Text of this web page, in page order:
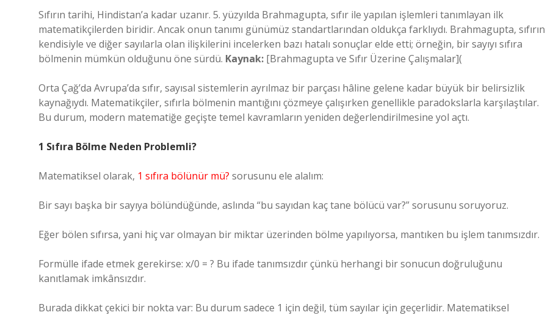
Sıfırın tarihi, Hindistan’a kadar uzanır. 5. yüzyılda Brahmagupta, sıfır ile yapılan işlemleri tanımlayan ilk
matematikçilerden biridir. Ancak onun tanımı günümüz standartlarından oldukça farklıydı. Brahmagupta, sıfırın
kendisiyle ve diğer sayılarla olan ilişkilerini incelerken bazı hatalı sonuçlar elde etti; örneğin, bir sayıyı sıfıra
bölmenin mümkün olduğunu öne sürdü. Kaynak: [Brahmagupta ve Sıfır Üzerine Çalışmalar](
Orta Çağ’da Avrupa’da sıfır, sayısal sistemlerin ayrılmaz bir parçası hâline gelene kadar büyük bir belirsizlik
kaynağıydı. Matematikçiler, sıfırla bölmenin mantığını çözmeye çalışırken genellikle paradokslarla karşılaştılar.
Bu durum, modern matematiğe geçişte temel kavramların yeniden değerlendirilmesine yol açtı.
1 Sıfıra Bölme Neden Problemli?
Matematiksel olarak, 1 sıfıra bölünür mü? sorusunu ele alalım:
Bir sayı başka bir sayıya bölündüğünde, aslında “bu sayıdan kaç tane bölücü var?” sorusunu soruyoruz.
Eğer bölen sıfırsa, yani hiç var olmayan bir miktar üzerinden bölme yapılıyorsa, mantıken bu işlem tanımsızdır.
Formülle ifade etmek gerekirse: x/0 = ? Bu ifade tanımsızdır çünkü herhangi bir sonucun doğruluğunu
kanıtlamak imkânsızdır.
Burada dikkat çekici bir nokta var: Bu durum sadece 1 için değil, tüm sayılar için geçerlidir. Matematiksel